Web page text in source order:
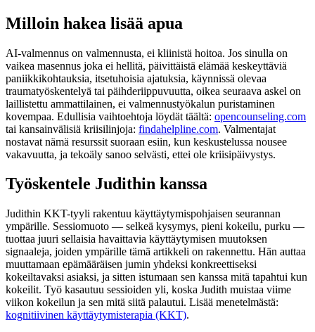
Milloin hakea lisää apua
AI-valmennus on valmennusta, ei kliinistä hoitoa. Jos sinulla on
vaikea masennus joka ei hellitä, päivittäistä elämää keskeyttäviä
paniikkikohtauksia, itsetuhoisia ajatuksia, käynnissä olevaa
traumatyöskentelyä tai päihderiippuvuutta, oikea seuraava askel on
laillistettu ammattilainen, ei valmennustyökalun puristaminen
kovempaa. Edullisia vaihtoehtoja löydät täältä: opencounseling.com
tai kansainvälisiä kriisilinjoja: findahelpline.com. Valmentajat
nostavat nämä resurssit suoraan esiin, kun keskustelussa nousee
vakavuutta, ja tekoäly sanoo selvästi, ettei ole kriisipäivystys.
Työskentele Judithin kanssa
Judithin KKT-tyyli rakentuu käyttäytymispohjaisen seurannan
ympärille. Sessiomuoto — selkeä kysymys, pieni kokeilu, purku —
tuottaa juuri sellaisia havaittavia käyttäytymisen muutoksen
signaaleja, joiden ympärille tämä artikkeli on rakennettu. Hän auttaa
muuttamaan epämääräisen jumin yhdeksi konkreettiseksi
kokeiltavaksi asiaksi, ja sitten istumaan sen kanssa mitä tapahtui kun
kokeilit. Työ kasautuu sessioiden yli, koska Judith muistaa viime
viikon kokeilun ja sen mitä siitä palautui. Lisää menetelmästä:
kognitiivinen käyttäytymisterapia (KKT).